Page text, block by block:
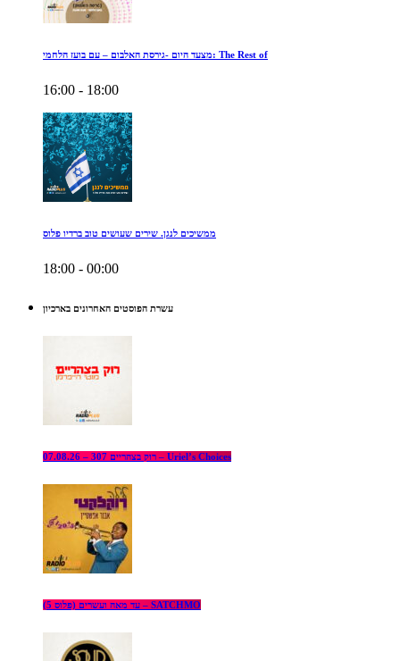
מצעד היום -גירסת האלבום – עם בועז הלחמי: The Rest of
16:00 - 18:00
ממשיכים לנגן. שירים שעושים טוב ברדיו פלוס
18:00 - 00:00
עשרת הפוסטים האחרונים בארכיון
רוק בצהריים 307 – 07.08.26 – Uriel’s Choices
עד מאה ועשרים (פלוס 5) – SATCHMO